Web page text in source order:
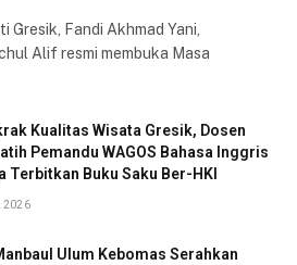
Gresik, Fandi Akhmad Yani,
Alif resmi membuka Masa
Kualitas Wisata Gresik, Dosen
Pemandu WAGOS Bahasa Inggris
Terbitkan Buku Saku Ber-HKI
2026
Ulum Kebomas Serahkan